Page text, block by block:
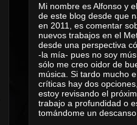
Mi nombre es Alfonso y
de este blog desde que
en 2011, es comentar
nuevos trabajos en el
desde una perspectiva
-la mía- pues no soy
sólo me creo oidor de
música. Si tardo mucho
críticas hay dos
estoy revisando el
trabajo a profundidad o
tomándome un